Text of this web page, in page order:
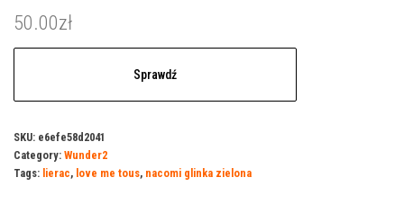
50.00zł
Sprawdź
SKU: e6efe58d2041
Category: Wunder2
Tags: lierac, love me tous, nacomi glinka zielona